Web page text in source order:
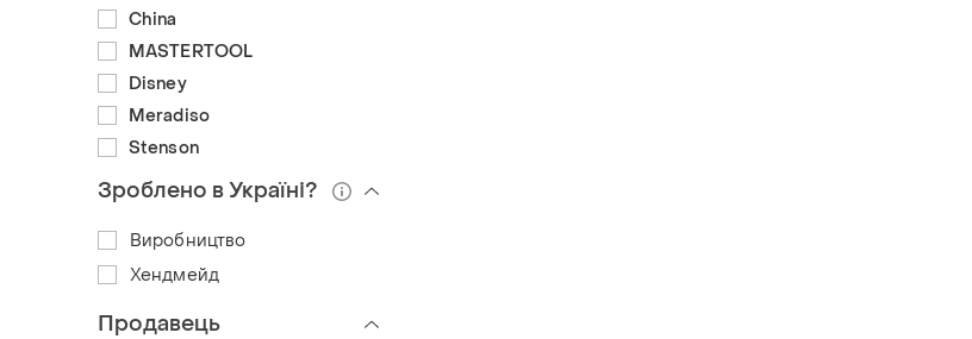
China
MASTERTOOL
Disney
Meradiso
Stenson
Зроблено в Україні?
Виробництво
Хендмейд
Продавець